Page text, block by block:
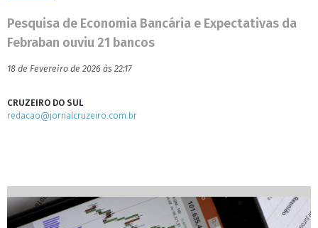
Pesquisa de Economia Bancária e Expectativas da
Febraban ouviu 21 bancos
18 de Fevereiro de 2026 às 22:17
CRUZEIRO DO SUL
redacao@jornalcruzeiro.com.br